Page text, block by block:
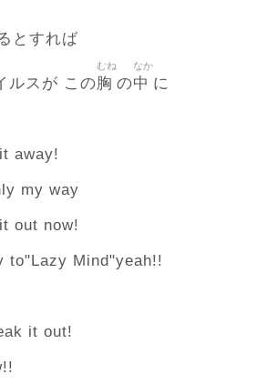
とすれば
ルスが この胸
むね
の中
なか
に
away!
my way
out now!
to"Lazy Mind"yeah!!
it out!